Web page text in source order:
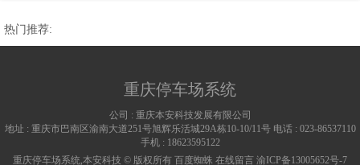
热门推荐:
重庆停车场系统
公司 : 重庆本安科技发展有限公司
地址 : 重庆市巴南区渝南大道251号旭辉乐活城29A栋10-10/11号 电话 : 023-86537110
手机 : 18623595122
重庆停车场系统,本安科技 © 版权所有 百度蜘蛛 在线留言 渝ICP备13005652号-7